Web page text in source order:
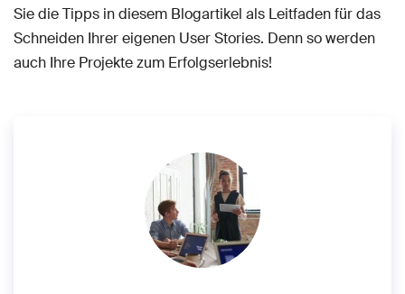
Sie die Tipps in diesem Blogartikel als Leitfaden für das
Schneiden Ihrer eigenen User Stories. Denn so werden
auch Ihre Projekte zum Erfolgserlebnis!